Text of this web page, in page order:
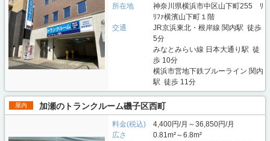
所在地
神奈川県横浜市中区山下町255 ﾘ
ﾘﾌｧ横濱山下町１階
交通
JR京浜東北・根岸線 関内駅 徒歩
5分
みなとみらい線 日本大通り駅 徒
歩 10分
横浜市営地下鉄ブルーライン 関内
駅 徒歩 11分
屋内 加瀬のトランクルーム磯子区西町
料金(税込)
4,400円/月～36,850円/月
広さ
0.81m²～6.8m²